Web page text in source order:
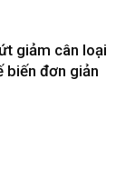
giảm cân loại
biến đơn giản